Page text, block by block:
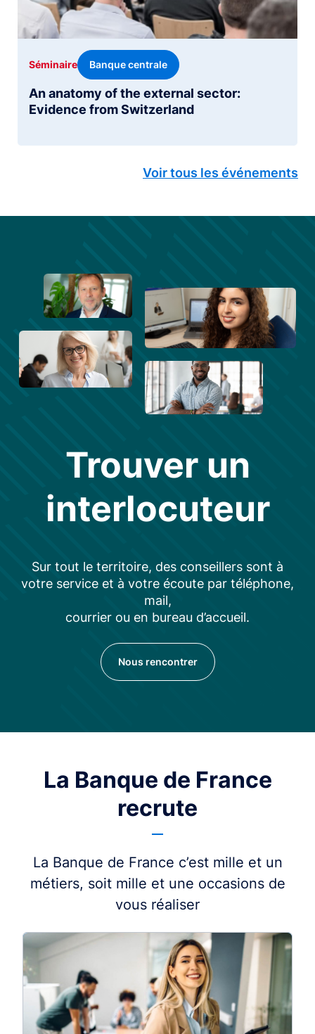
An anatomy of the external sector:
Evidence from Switzerland
Séminaire Banque centrale
Voir tous les événements
Trouver un
interlocuteur
Sur tout le territoire, des conseillers sont à
votre service et à votre écoute par téléphone,
mail,
courrier ou en bureau d’accueil.
Nous rencontrer
La Banque de France
recrute
La Banque de France c’est mille et un
métiers, soit mille et une occasions de
vous réaliser